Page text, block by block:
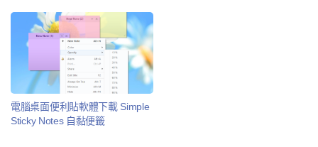
電腦桌面便利貼軟體下載 Simple
Sticky Notes 自黏便籤